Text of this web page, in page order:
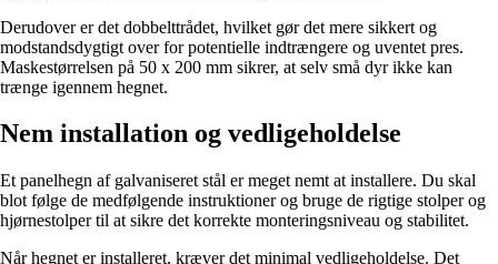
Derudover er det dobbelttrådet, hvilket gør det mere sikkert og
modstandsdygtigt over for potentielle indtrængere og uventet pres.
Maskestørrelsen på 50 x 200 mm sikrer, at selv små dyr ikke kan
trænge igennem hegnet.
Nem installation og vedligeholdelse
Et panelhegn af galvaniseret stål er meget nemt at installere. Du skal
blot følge de medfølgende instruktioner og bruge de rigtige stolper og
hjørnestolper til at sikre det korrekte monteringsniveau og stabilitet.
Når hegnet er installeret, kræver det minimal vedligeholdelse. Det